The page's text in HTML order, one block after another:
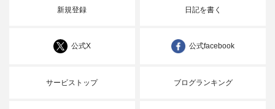
新規登録 日記を書く
公式X 公式facebook
サービストップ ブログランキング